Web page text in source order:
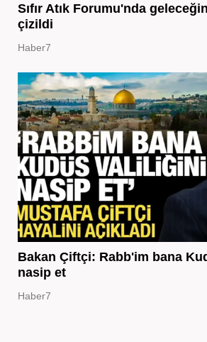
Sıfır Atık Forumu'nda
çizildi
Haber7
Bakan Çiftçi: Rabb'im bana
nasip et
Haber7